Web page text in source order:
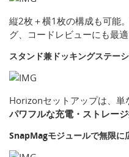
縦2枚＋横1枚の構成も可能
グ、コードレビューにも最適
スタンド兼ドッキングステー
Horizonセットアップは、単
パワフルな充電・ストレー
SnapMagモジュールで無限に